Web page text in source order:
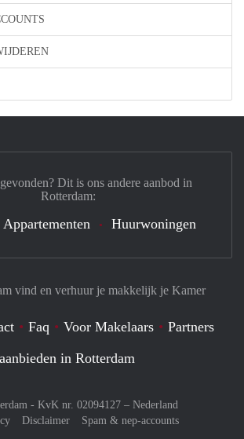
vind en verhuur je makkelijk je Kamer
Faq Voor Makelaars
Partners
in Rotterdam
- KvK nr. 02094127 – Nederland
Disclaimer
Spam & nep-accounts
Dit is ons andere aanbod in
Rotterdam:
Appartementen Huurwoningen